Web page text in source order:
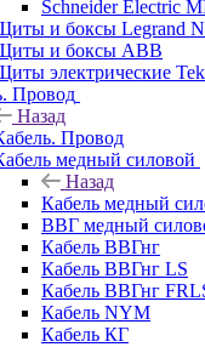
Schneider Electric
и боксы Legrand
и боксы ABB
электрические
Провод
Назад
Провод
медный силовой
Назад
Кабель медный
ВВГ медный
Кабель ВВГнг
Кабель ВВГнг LS
Кабель ВВГнг
Кабель NYM
Кабель КГ